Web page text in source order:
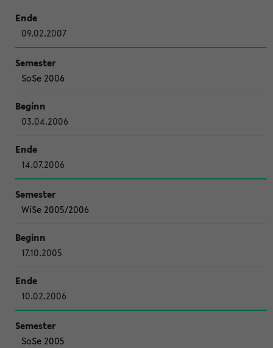
09.02.2007
SoSe 2006
03.04.2006
14.07.2006
WiSe 2005/2006
17.10.2005
10.02.2006
SoSe 2005